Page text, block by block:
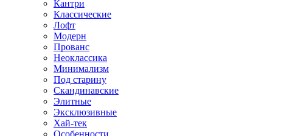
Кантри
Классические
Лофт
Модерн
Прованс
Неоклассика
Минимализм
Под старину
Скандинавские
Элитные
Эксклюзивные
Хай-тек
Особенности